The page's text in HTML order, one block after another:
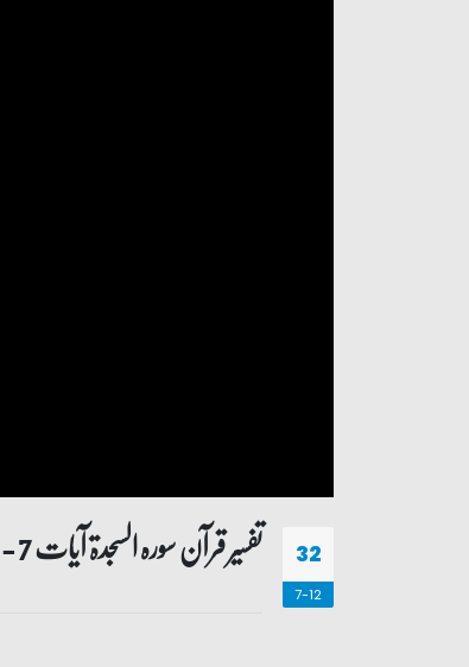
32
7-12
تفسیر قرآن سورہ ‎السجدۃ آیات 7 - 12